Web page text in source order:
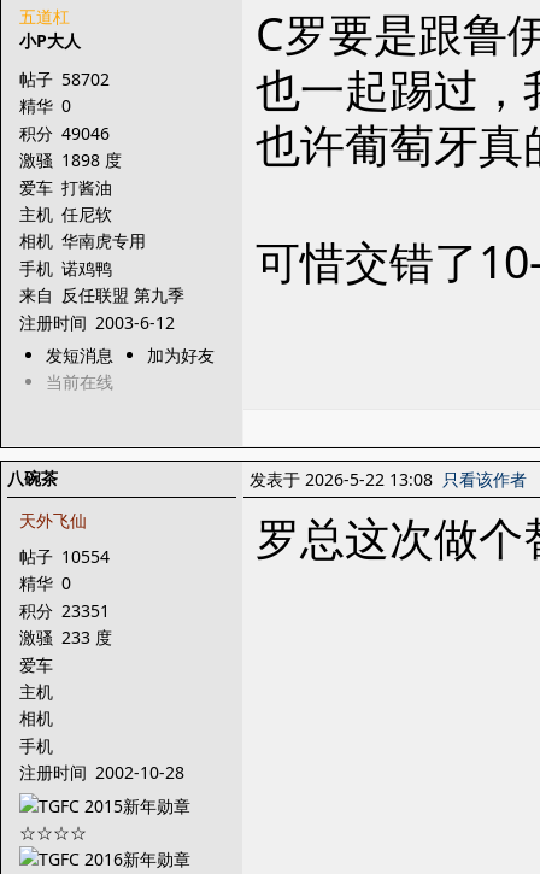
五道杠
小P大人
帖子 58702
精华 0
积分 49046
激骚 1898 度
爱车 打酱油
主机 任尼软
相机 华南虎专用
手机 诺鸡鸭
来自 反任联盟 第九季
注册时间 2003-6-12
发短消息
加为好友
当前在线
C罗要是跟鲁
也一起踢过
也许葡萄牙
可惜交错了
八碗茶
天外飞仙
帖子 10554
精华 0
积分 23351
激骚 233 度
爱车
主机
相机
手机
注册时间 2002-10-28
发表于 2026-5-22 13:08 只看该作者
罗总这次做个